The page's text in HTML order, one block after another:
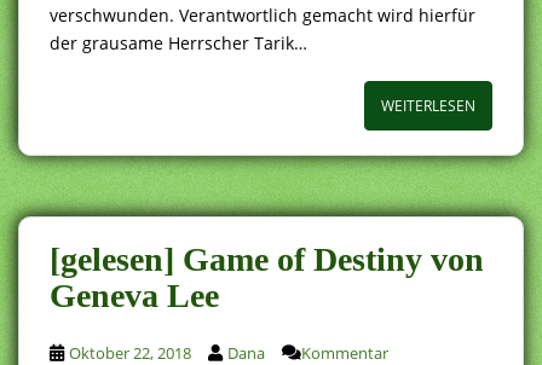
verschwunden. Verantwortlich gemacht wird hierfür
der grausame Herrscher Tarik…
WEITERLESEN
[gelesen] Game of Destiny von
Geneva Lee
Oktober 22, 2018 Dana
Kommentar